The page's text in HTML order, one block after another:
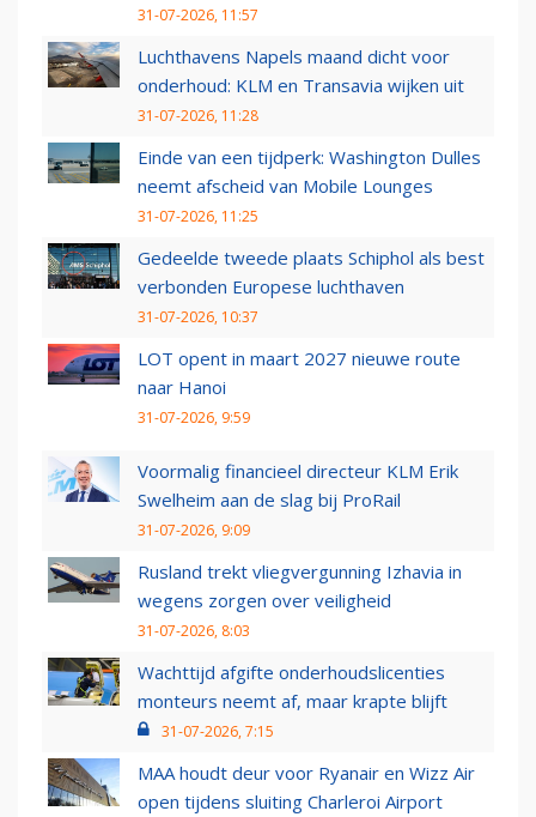
31-07-2026, 11:57
Luchthavens Napels maand dicht voor
onderhoud: KLM en Transavia wijken uit
31-07-2026, 11:28
Einde van een tijdperk: Washington Dulles
neemt afscheid van Mobile Lounges
31-07-2026, 11:25
Gedeelde tweede plaats Schiphol als best
verbonden Europese luchthaven
31-07-2026, 10:37
LOT opent in maart 2027 nieuwe route
naar Hanoi
31-07-2026, 9:59
Voormalig financieel directeur KLM Erik
Swelheim aan de slag bij ProRail
31-07-2026, 9:09
Rusland trekt vliegvergunning Izhavia in
wegens zorgen over veiligheid
31-07-2026, 8:03
Wachttijd afgifte onderhoudslicenties
monteurs neemt af, maar krapte blijft
31-07-2026, 7:15
MAA houdt deur voor Ryanair en Wizz Air
open tijdens sluiting Charleroi Airport